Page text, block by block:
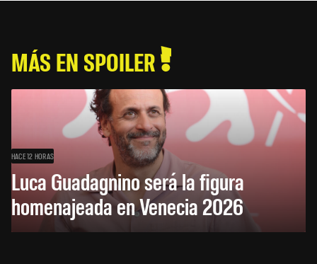
MÁS EN SPOILER
HACE 12 HORAS
Luca Guadagnino será la figura
homenajeada en Venecia 2026